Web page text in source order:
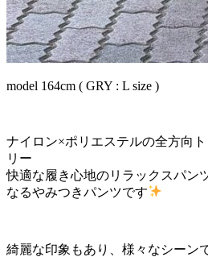
model 164cm ( GRY : L size )
ナイロン×ポリエステルの全方向
リー
快適な履き心地のリラックスパン
なるやみつきパンツです
綺麗な印象もあり、様々なシーン